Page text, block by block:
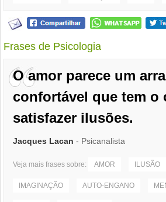
Frases de Psicologia
O amor parece um
confortável que tem o
satisfazer ilusões.
Jacques Lacan - Psicanalista
Veja mais frases sobre: AMOR ILUSÃO
IMAGINAÇÃO AUTO-ENGANO